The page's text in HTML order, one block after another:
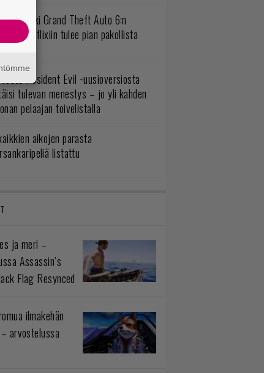
kaikki Grand Theft Auto 6:n
Netflixiin tulee pian pakollista
Resident Evil -uusioversiosta
tulevan menestys – jo yli kahden
pelaajan toivelistalla
aikojen parasta
listattu
ja meri –
Assassin’s
Flag Resynced
ilmakehän
arvostelussa